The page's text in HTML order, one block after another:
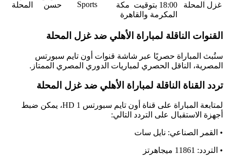
18:00 بتوقيت مكة
المكرمة والقاهرة
Sports
حسن
المحلة
الناقلة لمباراة الأهلي ضد غزل المحلة
حصريًا عبر شاشة قنوات أون تايم سبورتس
الناقل الحصري لمباريات الدوري المصري الممتاز.
الناقلة لمباراة الأهلي ضد غزل المحلة
لمتابعة المباراة على قناة أون تايم سبورتس 1 HD، يمكن ضبط
على التردد التالي:
الصناعي: نايل سات